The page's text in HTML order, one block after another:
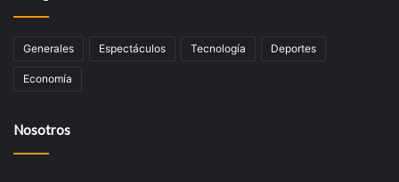
Generales Espectáculos Tecnología Deportes
Economía
Nosotros